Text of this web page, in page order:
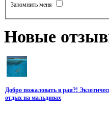
Запомнить меня
Новые
Добро пожаловать в раи?!
отдых на мальдивах